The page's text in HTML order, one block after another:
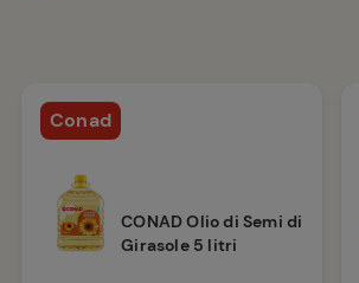
Conad
CONAD Olio di Semi di
Girasole 5 litri